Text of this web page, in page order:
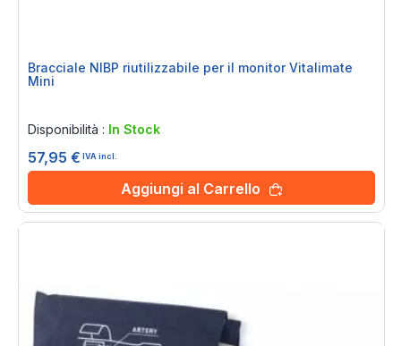
Bracciale NIBP riutilizzabile per il monitor Vitalimate
Mini
Disponibilità : In Stock
57,95 € IVA incl.
Aggiungi al Carrello